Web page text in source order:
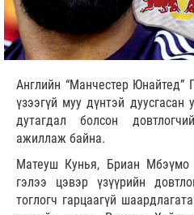
Английн “Манчестер Юнайтед”
үзээгүй муу дүнтэй дуусгасан
дутагдал болсон
ажиллаж байна.
Матеуш Кунья, Бриан
гэлээ цэвэр үзүүрийн
тоглогч гарцаагүй